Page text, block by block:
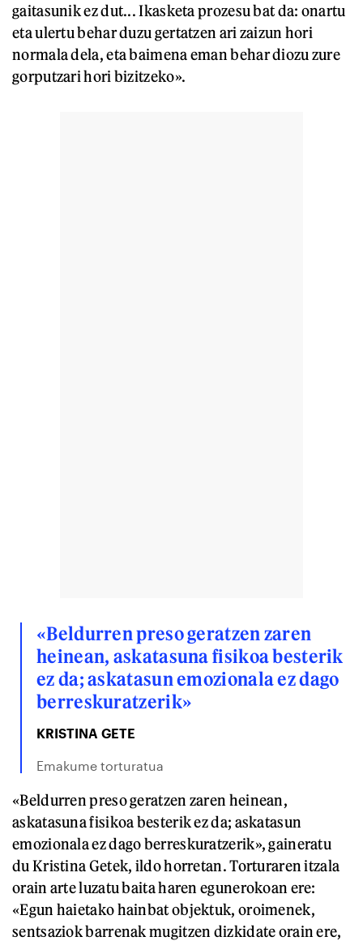
gaitasunik ez dut... Ikasketa prozesu bat da: onartu
eta ulertu behar duzu gertatzen ari zaizun hori
normala dela, eta baimena eman behar diozu zure
gorputzari hori bizitzeko».
«Beldurren preso geratzen zaren
heinean, askatasuna fisikoa besterik
ez da; askatasun emozionala ez dago
berreskuratzerik»
KRISTINA GETE
Emakume torturatua
«Beldurren preso geratzen zaren heinean,
askatasuna fisikoa besterik ez da; askatasun
emozionala ez dago berreskuratzerik», gaineratu
du Kristina Getek, ildo horretan. Torturaren itzala
orain arte luzatu baita haren egunerokoan ere:
«Egun haietako hainbat objektuk, oroimenek,
sentsaziok barrenak mugitzen dizkidate orain ere,